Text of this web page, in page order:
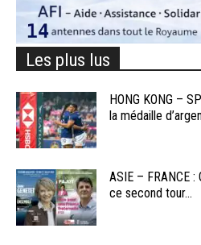
Les plus lus
HONG KONG –
la médaille
ASIE – FRANCE
ce second tour...